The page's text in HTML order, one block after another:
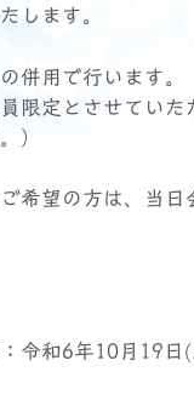
します。
併用で行います。
限定とさせていた
）
希望の方は、当日
6年10月19日(